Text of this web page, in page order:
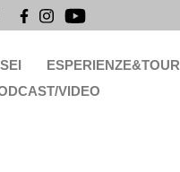
ESPERIENZE&TOUR
VIDEO